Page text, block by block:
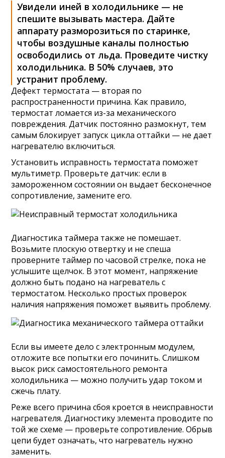
Увидели иней в холодильнике — не
спешите вызывать мастера. Дайте
аппарату разморозиться по старинке,
чтобы воздушные каналы полностью
освободились от льда. Проведите чистку
холодильника. В 50% случаев, это
устранит проблему.
Дефект термостата — вторая по
распространенности причина. Как правило,
термостат ломается из-за механического
повреждения. Датчик постоянно размокнут, тем
самым блокирует запуск цикла оттайки — не дает
нагревателю включиться.
Установить исправность термостата поможет
мультиметр. Проверьте датчик: если в
замороженном состоянии он выдает бесконечное
сопротивление, замените его.
Диагностика таймера также не помешает.
Возьмите плоскую отвертку и не спеша
проверните таймер по часовой стрелке, пока не
услышите щелчок. В этот момент, напряжение
должно быть подано на нагреватель с
термостатом. Несколько простых проверок
наличия напряжения поможет выявить проблему.
Если вы имеете дело с электронным модулем,
отложите все попытки его починить. Слишком
высок риск самостоятельного ремонта
холодильника — можно получить удар током и
сжечь плату.
Реже всего причина сбоя кроется в неисправности
нагревателя. Диагностику элемента проводите по
той же схеме — проверьте сопротивление. Обрыв
цепи будет означать, что нагреватель нужно
заменить.